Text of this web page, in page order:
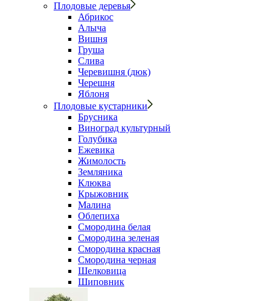
Плодовые деревья
Абрикос
Алыча
Вишня
Груша
Слива
Черевишня (дюк)
Черешня
Яблоня
Плодовые кустарники
Брусника
Виноград культурный
Голубика
Ежевика
Жимолость
Земляника
Клюква
Крыжовник
Малина
Облепиха
Смородина белая
Смородина зеленая
Смородина красная
Смородина черная
Шелковица
Шиповник